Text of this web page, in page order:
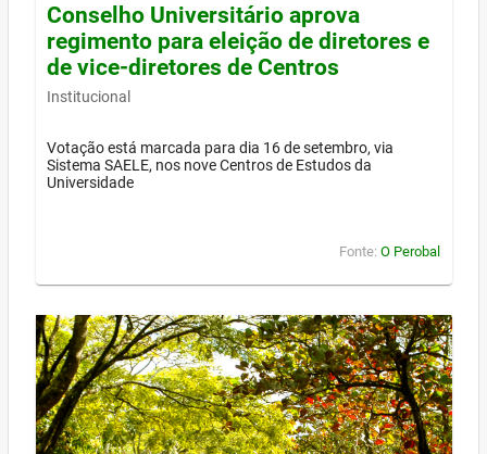
Conselho Universitário aprova
regimento para eleição de diretores e
de vice-diretores de Centros
Institucional
Votação está marcada para dia 16 de setembro, via
Sistema SAELE, nos nove Centros de Estudos da
Universidade
Fonte: O Perobal